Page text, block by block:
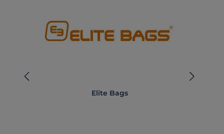
Elite Bags